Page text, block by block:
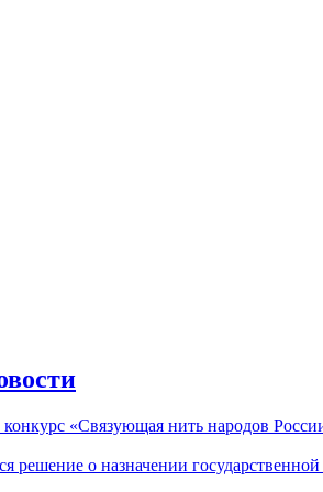
«Связующая нить народов
решение о назначении